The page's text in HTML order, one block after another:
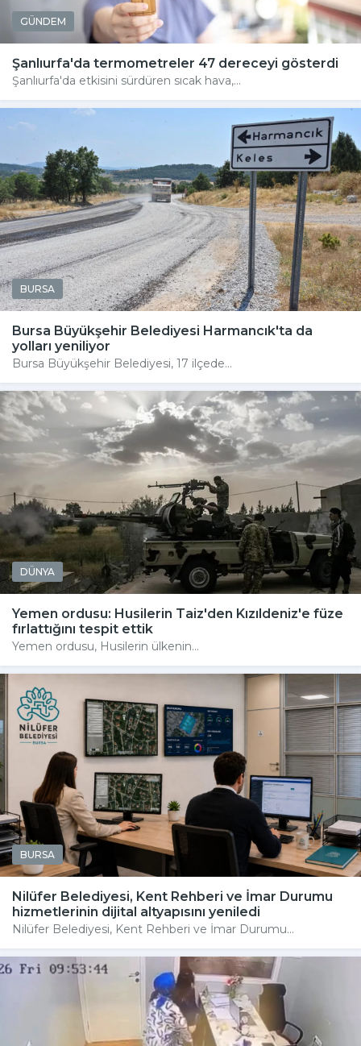
GÜNDEM
Şanlıurfa'da termometreler 47 dereceyi gösterdi
Şanlıurfa'da etkisini sürdüren sıcak hava,...
BURSA
Bursa Büyükşehir Belediyesi Harmancık'ta da
yolları yeniliyor
Bursa Büyükşehir Belediyesi, 17 ilçede...
DÜNYA
Yemen ordusu: Husilerin Taiz'den Kızıldeniz'e füze
fırlattığını tespit ettik
Yemen ordusu, Husilerin ülkenin...
BURSA
Nilüfer Belediyesi, Kent Rehberi ve İmar Durumu
hizmetlerinin dijital altyapısını yeniledi
Nilüfer Belediyesi, Kent Rehberi ve İmar Durumu...